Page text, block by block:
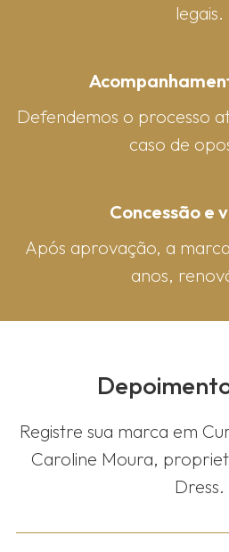
legais.
Defendemos o processo
caso de
Concessão e
Após aprovação, a
anos,
Registre sua marca em
Caroline Moura,
Dress.